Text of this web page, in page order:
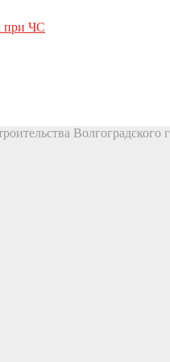
при ЧС
Волгоградского